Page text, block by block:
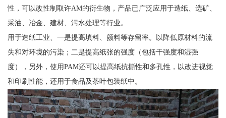
性，可以改性制取许AM的衍生物，产品已广泛应用于造纸、选矿、
采油、冶金、建材、污水处理等行业。
用于造纸工业、一是提高填料、颜料等存留率。以降低原材料的流
失和对环境的污染；二是提高纸张的强度（包括干强度和湿强
度），另外，使用PAM还可以提高纸抗撕性和多孔性，以改进视觉
和印刷性能，还用于食品及茶叶包装纸中。